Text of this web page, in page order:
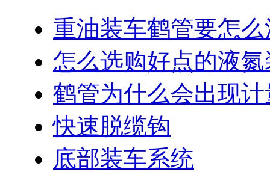
重油装车鹤管要怎么
怎么选购好点的液氮
鹤管为什么会出现
快速脱缆钩
底部装车系统